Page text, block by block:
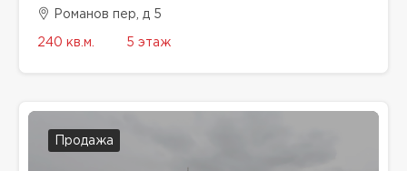
Романов пер, д 5
240 кв.м. 5 этаж
Продажа